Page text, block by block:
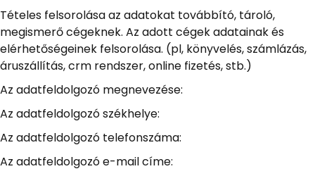
Tételes felsorolása az adatokat továbbító, tároló,
megismerő cégeknek. Az adott cégek adatainak és
elérhetőségeinek felsorolása. (pl, könyvelés, számlázás,
áruszállítás, crm rendszer, online fizetés, stb.)
Az adatfeldolgozó megnevezése:
Az adatfeldolgozó székhelye:
Az adatfeldolgozó telefonszáma:
Az adatfeldolgozó e-mail címe: